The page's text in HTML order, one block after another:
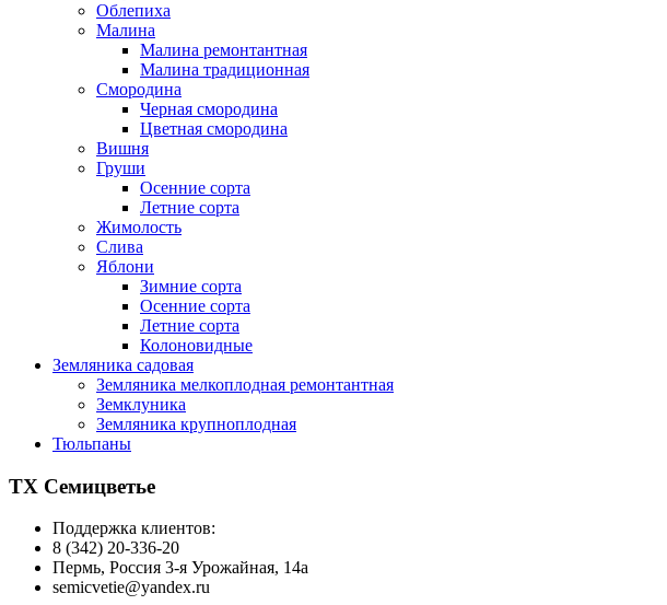
Облепиха
Малина
Малина ремонтантная
Малина традиционная
Смородина
Черная смородина
Цветная смородина
Вишня
Груши
Осенние сорта
Летние сорта
Жимолость
Слива
Яблони
Зимние сорта
Осенние сорта
Летние сорта
Колоновидные
Земляника садовая
Земляника мелкоплодная ремонтантная
Земклуника
Земляника крупноплодная
Тюльпаны
ТХ Семицветье
Поддержка клиентов:
8 (342) 20-336-20
Пермь, Россия 3-я Урожайная, 14а
semicvetie@yandex.ru